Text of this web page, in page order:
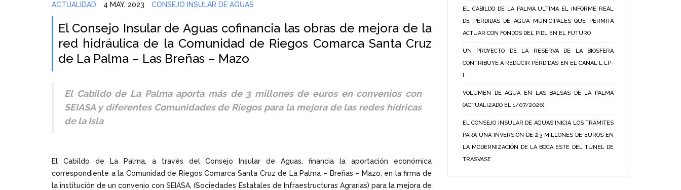
ACTUALIDAD 4 MAY, 2023 CONSEJO INSULAR DE AGUAS
El Consejo Insular de Aguas cofinancia las obras de mejora de la
red hidráulica de la Comunidad de Riegos Comarca Santa Cruz
de La Palma – Las Breñas – Mazo
El Cabildo de La Palma aporta más de 3 millones de euros en convenios con
SEIASA y diferentes Comunidades de Riegos para la mejora de las redes hídricas
de la Isla
El Cabildo de La Palma, a través del Consejo Insular de Aguas, financia la aportación económica
correspondiente a la Comunidad de Riegos Comarca Santa Cruz de La Palma – Breñas – Mazo, en la firma de
la institución de un convenio con SEIASA, (Sociedades Estatales de Infraestructuras Agrarias) para la mejora de
EL CABILDO DE LA PALMA ULTIMA EL INFORME REAL
DE PÉRDIDAS DE AGUA MUNICIPALES QUE PERMITA
ACTUAR CON FONDOS DEL PIDL EN EL FUTURO
UN PROYECTO DE LA RESERVA DE LA BIOSFERA
CONTRIBUYE A REDUCIR PÉRDIDAS EN EL CANAL L LP-
I
VOLUMEN DE AGUA EN LAS BALSAS DE LA PALMA
(ACTUALIZADO EL 1/07/2026)
EL CONSEJO INSULAR DE AGUAS INICIA LOS TRÁMITES
PARA UNA INVERSIÓN DE 2,3 MILLONES DE EUROS EN
LA MODERNIZACIÓN DE LA BOCA ESTE DEL TÚNEL DE
TRASVASE